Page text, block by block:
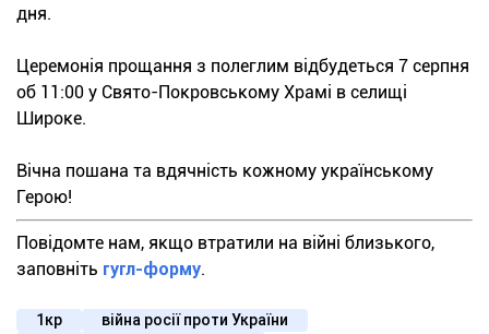
дня.
Церемонія прощання з полеглим відбудеться 7 серпня
об 11:00 у Свято-Покровському Храмі в селищі
Широке.
Вічна пошана та вдячність кожному українському
Герою!
Повідомте нам, якщо втратили на війні близького,
заповніть гугл-форму.
1кр
війна росії проти України